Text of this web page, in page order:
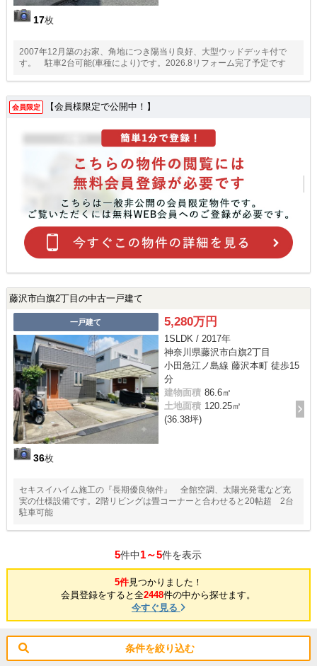
17枚
2007年12月築のお家、角地につき陽当り良好、大型ウッドデッキ付で
す。 駐車2台可能(車種により)です。2026.8リフォーム完了予定です
会員限定 【会員様限定で公開中！】
藤沢市白旗2丁目の中古一戸建て
一戸建て
36枚
5,280万円
1SLDK / 2017年
神奈川県藤沢市白旗2丁目
小田急江ノ島線 藤沢本町 徒歩15
分
建物面積 86.6㎡
土地面積 120.25㎡
(36.38坪)
セキスイハイム施工の『長期優良物件』 全館空調、太陽光発電など充
実の仕様設備です。2階リビングは畳コーナーと合わせると20帖超 2台
駐車可能
5件中1～5件を表示
5件見つかりました！
会員登録をすると全2448件の中から探せます。
今すぐ見る
条件を絞り込む